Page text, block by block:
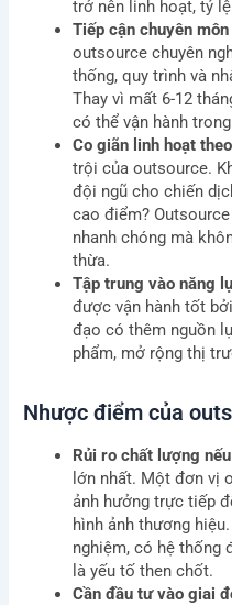
trở nên linh hoạt, tỷ
Tiếp cận chuyên
outsource chuyên
thống, quy trình và
Thay vì mất 6-12
có thể vận hành
Co giãn linh hoạt
trội của outsource.
đội ngũ cho chiến
cao điểm?
nhanh chóng mà
thừa.
Tập trung vào năng
được vận hành tốt
đạo có thêm nguồn
phẩm, mở rộng thị
Nhược điểm của
Rủi ro chất lượng
lớn nhất. Một đơn vị
ảnh hưởng trực tiếp
hình ảnh thương
nghiệm, có hệ thống
là yếu tố then chốt.
Cần đầu tư vào giai